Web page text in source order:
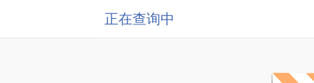
正在查询中